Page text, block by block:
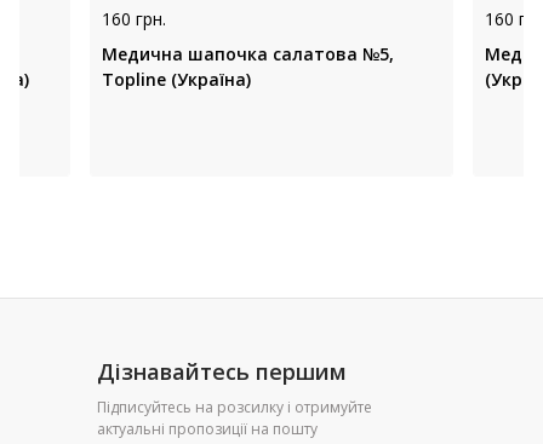
160 грн.
Медична шапочка салатова №5,
Topline (Україна)
160
Дізнавайтесь першим
Підписуйтесь на розсилку і отримуйте
актуальні пропозиції на пошту